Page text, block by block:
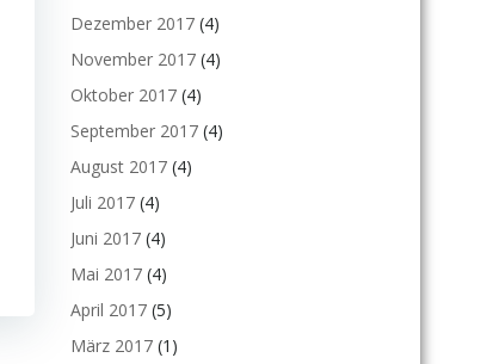
Dezember 2017 (4)
November 2017 (4)
Oktober 2017 (4)
September 2017 (4)
August 2017 (4)
Juli 2017 (4)
Juni 2017 (4)
Mai 2017 (4)
April 2017 (5)
März 2017 (1)